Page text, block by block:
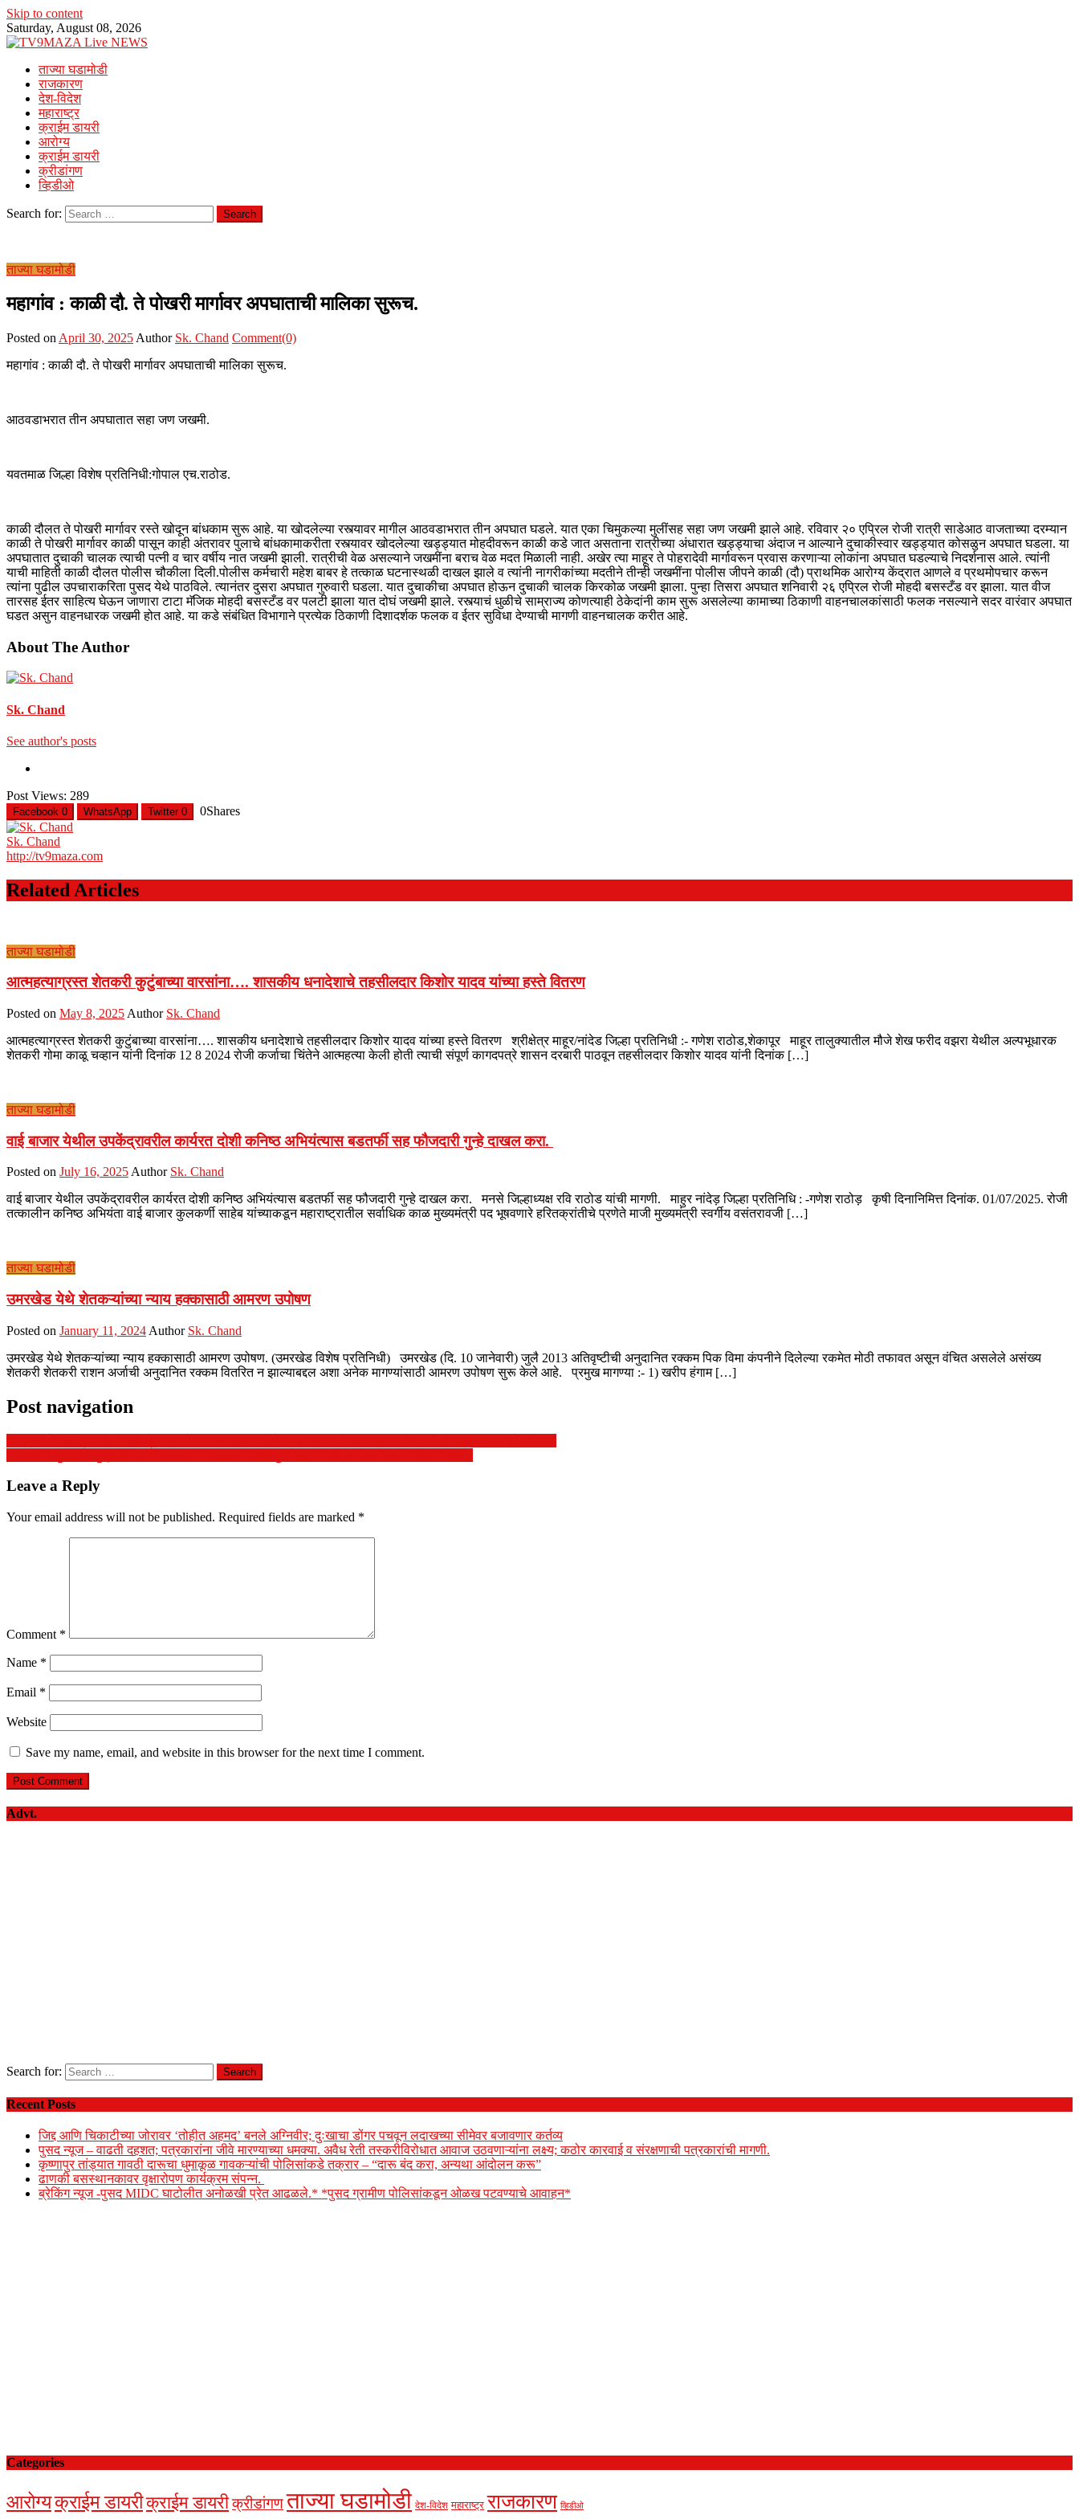
Skip to content
Saturday, August 08, 2026
ताज्या घडामोडी
राजकारण
देश-विदेश
महाराष्ट्र
क्राईम डायरी
आरोग्य
क्राईम डायरी
क्रीडांगण
व्हिडीओ
Search for:
ताज्या घडामोडी
महागांव : काळी दौ. ते पोखरी मार्गावर अपघाताची मालिका सुरूच.
Posted on April 30, 2025 Author Sk. Chand Comment(0)
महागांव : काळी दौ. ते पोखरी मार्गावर अपघाताची मालिका सुरूच.
आठवडाभरात तीन अपघातात सहा जण जखमी.
यवतमाळ जिल्हा विशेष प्रतिनिधी:गोपाल एच.राठोड.
काळी दौलत ते पोखरी मार्गावर रस्ते खोदून बांधकाम सुरू आहे. या खोदलेल्या रस्त्यावर मागील आठवडाभरात तीन अपघात घडले. यात एका चिमुकल्या मुलींसह सहा जण जखमी झाले आहे. रविवार २० एप्रिल रोजी रात्री साडेआठ वाजताच्या दरम्यान
काळी ते पोखरी मार्गावर काळी पासून काही अंतरावर पुलाचे बांधकामाकरीता रस्त्यावर खोदलेल्या खड्ड्यात मोहदीवरून काळी कडे जात असताना रात्रीच्या अंधारात खड्ड्याचा अंदाज न आल्याने दुचाकीस्वार खड्ड्यात कोसळुन अपघात घडला. या
अपघातात दुचाकी चालक त्याची पत्नी व चार वर्षीय नात जखमी झाली. रात्रीची वेळ असल्याने जखमींना बराच वेळ मदत मिळाली नाही. अखेर त्या माहूर ते पोहरादेवी मार्गावरून प्रवास करणाऱ्या लोकांना अपघात घडल्याचे निदर्शनास आले. त्यांनी
याची माहिती काळी दौलत पोलीस चौकीला दिली.पोलीस कर्मचारी महेश बाबर हे तत्काळ घटनास्थळी दाखल झाले व त्यांनी नागरीकांच्या मदतीने तीन्ही जखमींना पोलीस जीपने काळी (दौ) प्राथमिक आरोग्य केंद्रात आणले व प्रथमोपचार करून
त्यांना पुढील उपचाराकरिता पुसद येथे पाठविले. त्यानंतर दुसरा अपघात गुरुवारी घडला. यात दुचाकीचा अपघात होऊन दुचाकी चालक किरकोळ जखमी झाला. पुन्हा तिसरा अपघात शनिवारी २६ एप्रिल रोजी मोहदी बसस्टँड वर झाला. यात वीज
तारसह ईतर साहित्य घेऊन जाणारा टाटा मॅजिक मोहदी बसस्टँड वर पलटी झाला यात दोघं जखमी झाले. रस्त्याचं धुळीचे साम्राज्य कोणत्याही ठेकेदांनी काम सुरू असलेल्या कामाच्या ठिकाणी वाहनचालकांसाठी फलक नसल्याने सदर वारंवार अपघात
घडत असुन वाहनधारक जखमी होत आहे. या कडे संबंधित विभागाने प्रत्येक ठिकाणी दिशादर्शक फलक व ईतर सुविधा देण्याची मागणी वाहनचालक करीत आहे.
About The Author
Sk. Chand
See author's posts
Post Views: 289
Facebook 0 WhatsApp Twitter 0 0Shares
Sk. Chand
http://tv9maza.com
Related Articles
ताज्या घडामोडी
आत्महत्याग्रस्त शेतकरी कुटुंबाच्या वारसांना…. शासकीय धनादेशाचे तहसीलदार किशोर यादव यांच्या हस्ते वितरण
Posted on May 8, 2025 Author Sk. Chand
आत्महत्याग्रस्त शेतकरी कुटुंबाच्या वारसांना…. शासकीय धनादेशाचे तहसीलदार किशोर यादव यांच्या हस्ते वितरण श्रीक्षेत्र माहूर/नांदेड जिल्हा प्रतिनिधी :- गणेश राठोड,शेकापूर माहूर तालुक्यातील मौजे शेख फरीद वझरा येथील अल्पभूधारक
शेतकरी गोमा काळू चव्हान यांनी दिनांक 12 8 2024 रोजी कर्जाचा चिंतेने आत्महत्या केली होती त्याची संपूर्ण कागदपत्रे शासन दरबारी पाठवून तहसीलदार किशोर यादव यांनी दिनांक […]
ताज्या घडामोडी
वाई बाजार येथील उपकेंद्रावरील कार्यरत दोशी कनिष्ठ अभियंत्यास बडतर्फी सह फौजदारी गुन्हे दाखल करा.
Posted on July 16, 2025Author Sk. Chand
वाई बाजार येथील उपकेंद्रावरील कार्यरत दोशी कनिष्ठ अभियंत्यास बडतर्फी सह फौजदारी गुन्हे दाखल करा. मनसे जिल्हाध्यक्ष रवि राठोड यांची मागणी. माहुर नांदेड़ जिल्हा प्रतिनिधि : -गणेश राठोड़ कृषी दिनानिमित्त दिनांक. 01/07/2025. रोजी
तत्कालीन कनिष्ठ अभियंता वाई बाजार कुलकर्णी साहेब यांच्याकडून महाराष्ट्रातील सर्वाधिक काळ मुख्यमंत्री पद भूषवणारे हरितक्रांतीचे प्रणेते माजी मुख्यमंत्री स्वर्गीय वसंतरावजी […]
ताज्या घडामोडी
उमरखेड येथे शेतकऱ्यांच्या न्याय हक्कासाठी आमरण उपोषण
Posted on January 11, 2024 Author Sk. Chand
उमरखेड येथे शेतकऱ्यांच्या न्याय हक्कासाठी आमरण उपोषण. (उमरखेड विशेष प्रतिनिधी) उमरखेड (दि. 10 जानेवारी) जुलै 2013 अतिवृष्टीची अनुदानित रक्कम पिक विमा कंपनीने दिलेल्या रकमेत मोठी तफावत असून वंचित असलेले असंख्य
शेतकरी शेतकरी राशन अर्जाची अनुदानित रक्कम वितरित न झाल्याबद्दल अशा अनेक मागण्यांसाठी आमरण उपोषण सुरू केले आहे. प्रमुख मागण्या :- 1) खरीप हंगाम […]
Post navigation
Leave a Reply
Your email address will not be published. Required fields are marked *
Comment *
Name *
Email *
Website
Save my name, email, and website in this browser for the next time I comment.
Advt.
Search for:
Recent Posts
जिद्द आणि चिकाटीच्या जोरावर ‘तोहीत अहमद’ बनले अग्निवीर; दुःखाचा डोंगर पचवून लदाखच्या सीमेवर बजावणार कर्तव्य
पुसद न्यूज – वाढती दहशत; पत्रकारांना जीवे मारण्याच्या धमक्या. अवैध रेती तस्करीविरोधात आवाज उठवणाऱ्यांना लक्ष्य; कठोर कारवाई व संरक्षणाची पत्रकारांची मागणी.
कृष्णापुर तांड्यात गावठी दारूचा धुमाकूळ गावकऱ्यांची पोलिसांकडे तक्रार – “दारू बंद करा, अन्यथा आंदोलन करू”
ढाणकी बसस्थानकावर वृक्षारोपण कार्यक्रम संपन्न.
ब्रेकिंग न्यूज -पुसद MIDC घाटोलीत अनोळखी प्रेत आढळले.* *पुसद ग्रामीण पोलिसांकडून ओळख पटवण्याचे आवाहन*
Categories
आरोग्यक्राईम डायरीक्राईम डायरीक्रीडांगणताज्या घडामोडी देश-विदेश महाराष्ट्र राजकारण व्हिडीओ